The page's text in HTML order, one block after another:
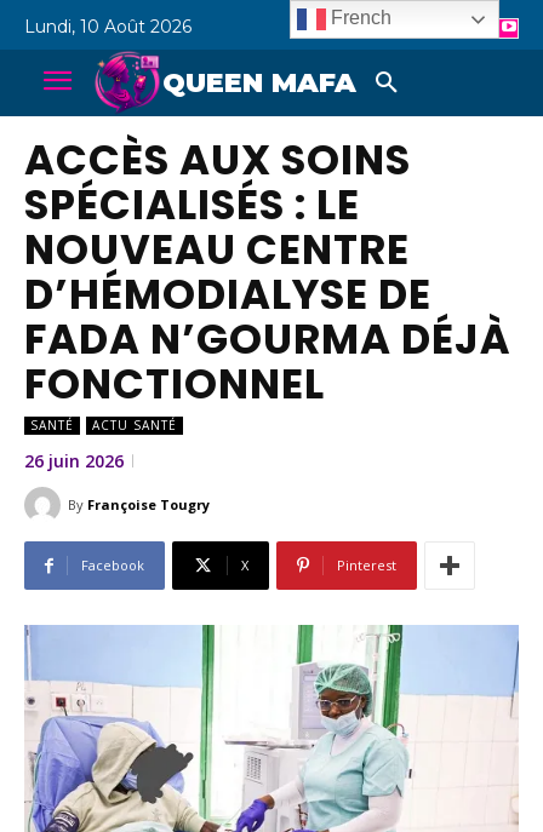
Lundi, 10 Août 2026
QUEEN MAFA
ACCÈS AUX SOINS
SPÉCIALISÉS : LE
NOUVEAU CENTRE
D’HÉMODIALYSE DE
FADA N’GOURMA DÉJÀ
FONCTIONNEL
SANTÉ ACTU SANTÉ
26 juin 2026
By Françoise Tougry
Facebook X Pinterest
French